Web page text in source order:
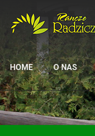
HOME O NAS